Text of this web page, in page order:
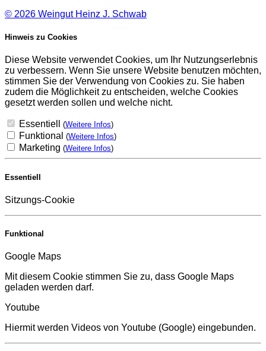
© 2026 Weingut Heinz J. Schwab
Hinweis zu Cookies
Diese Website verwendet Cookies, um Ihr Nutzungserlebnis
zu verbessern. Wenn Sie unsere Website benutzen möchten,
stimmen Sie der Verwendung von Cookies zu. Sie haben
zudem die Möglichkeit zu entscheiden, welche Cookies
gesetzt werden sollen und welche nicht.
Essentiell (Weitere Infos)
Funktional (Weitere Infos)
Marketing (Weitere Infos)
Essentiell
Sitzungs-Cookie
Funktional
Google Maps
Mit diesem Cookie stimmen Sie zu, dass Google Maps
geladen werden darf.
Youtube
Hiermit werden Videos von Youtube (Google) eingebunden.